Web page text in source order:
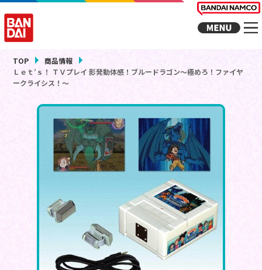
TOP
商品情報
Ｌｅｔ’ｓ！ ＴＶプレイ 影発動体感！ブルードラゴン～極めろ！ファイヤ
ークライシス！～